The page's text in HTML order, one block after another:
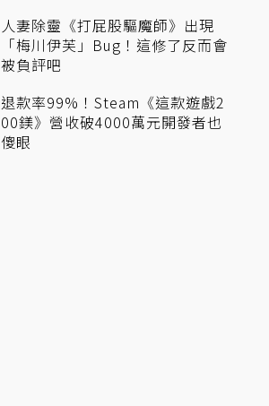
人妻除靈《打屁股驅魔師》出現
「梅川伊芙」Bug！這修了反而會
被負評吧
退款率99%！Steam《這款遊戲2
00鎂》營收破4000萬元開發者也
傻眼